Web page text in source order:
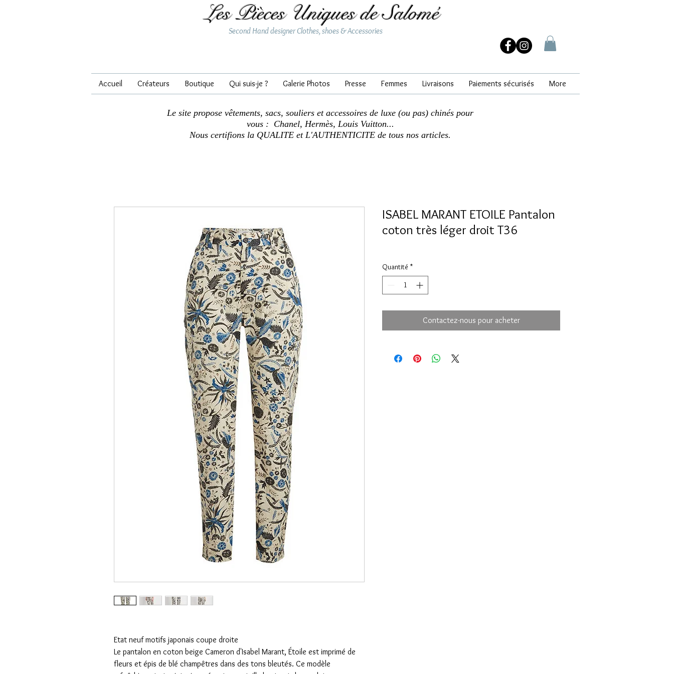
Les Pièces Uniques de Salomé
Second Hand designer Clothes, shoes & Accessories
Accueil Créateurs Boutique Qui suis-je ? Galerie Photos Presse Femmes Livraisons Paiements sécurisés More
Le site propose vêtements, sacs, souliers et accessoires de luxe (ou pas) chinés pour
vous : Chanel, Hermès, Louis Vuitton...
Nous certifions la QUALITE et L'AUTHENTICITE de tous nos articles.
Etat neuf motifs japonais coupe droite
Le pantalon en coton beige Cameron d'Isabel Marant, Étoile est imprimé de
fleurs et épis de blé champêtres dans des tons bleutés. Ce modèle
ISABEL MARANT ETOILE Pantalon
coton très léger droit T36
Quantité *
Contactez-nous pour acheter